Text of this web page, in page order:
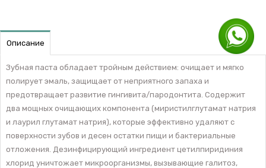
Описание
Зубная паста обладает тройным действием: очищает и мягко
полирует эмаль, защищает от неприятного запаха и
предотвращает развитие гингивита/пародонтита. Содержит
два мощных очищающих компонента (миристилглутамат натрия
и лаурил глутамат натрия), которые эффективно удаляют с
поверхности зубов и десен остатки пищи и бактериальные
отложения. Дезинфицирующий ингредиент цетилпиридиния
хлорид уничтожает микроорганизмы, вызывающие галитоз,